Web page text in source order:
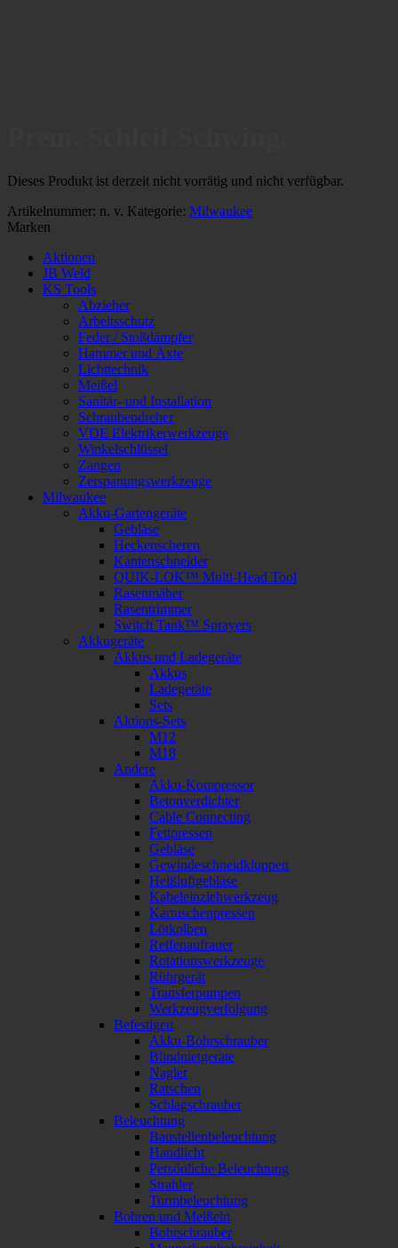
Dieses Produkt ist derzeit nicht vorrätig und nicht verfügbar.
Artikelnummer: n. v. Kategorie: Milwaukee
Marken
Aktionen
JB Weld
KS Tools
Abzieher
Arbeitsschutz
Feder / Stoßdämpfer
Hammer und Äxte
Lichttechnik
Meißel
Sanitär- und Installation
Schraubendreher
VDE Elektrikerwerkzeuge
Winkelschlüssel
Zangen
Zerspanungswerkzeuge
Milwaukee
Akku-Gartengeräte
Gebläse
Heckenscheren
Kantenschneider
QUIK-LOK™ Multi-Head Tool
Rasenmäher
Rasentrimmer
Switch Tank™ Sprayers
Akkugeräte
Akkus und Ladegeräte
Akkus
Ladegeräte
Sets
Aktions-Sets
M12
M18
Andere
Akku-Kompressor
Betonverdichter
Cable Connecting
Fettpressen
Gebläse
Gewindeschneidkluppen
Heißluftgebläse
Kabeleinziehwerkzeug
Kartuschenpressen
Lötkolben
Reifenaufrauer
Rotationswerkzeuge
Rührgerät
Transferpumpen
Werkzeugverfolgung
Befestigen
Akku-Bohrschrauber
Blindnietgeräte
Nagler
Ratschen
Schlagschrauber
Beleuchtung
Baustellenbeleuchtung
Handlicht
Persönliche Beleuchtung
Strahler
Turmbeleuchtung
Bohren und Meißeln
Bohrschrauber